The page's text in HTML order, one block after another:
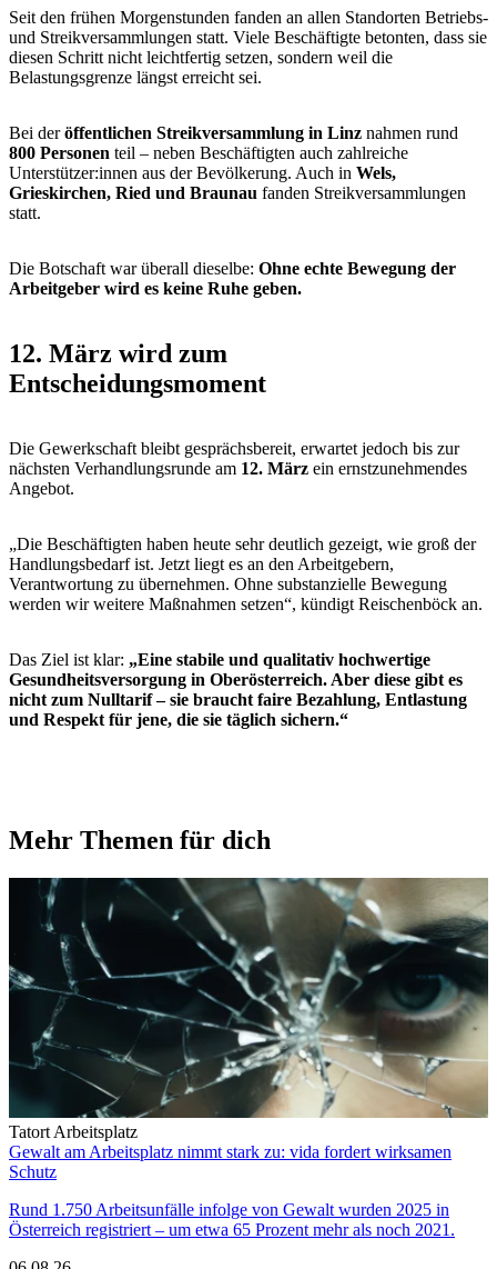
Seit den frühen Morgenstunden fanden an allen Standorten Betriebs-
und Streikversammlungen statt. Viele Beschäftigte betonten, dass sie
diesen Schritt nicht leichtfertig setzen, sondern weil die
Belastungsgrenze längst erreicht sei.
Bei deröffentlichen Streikversammlung in Linz nahmen rund
800 Personen teil – neben Beschäftigten auch zahlreiche
Unterstützer:innen aus der Bevölkerung. Auch in Wels,
Grieskirchen, Ried und Braunau fanden Streikversammlungen
statt.
Die Botschaft war überall dieselbe: Ohne echte Bewegung der
Arbeitgeber wird es keine Ruhe geben.
12. März wird zum
Entscheidungsmoment
Die Gewerkschaft bleibt gesprächsbereit, erwartet jedoch bis zur
nächsten Verhandlungsrunde am 12. März ein ernstzunehmendes
Angebot.
„Die Beschäftigten haben heute sehr deutlich gezeigt, wie groß der
Handlungsbedarf ist. Jetzt liegt es an den Arbeitgebern,
Verantwortung zu übernehmen. Ohne substanzielle Bewegung
werden wir weitere Maßnahmen setzen“, kündigt Reischenböck an.
Das Ziel ist klar: „Eine stabile und qualitativ hochwertige
Gesundheitsversorgung in Oberösterreich. Aber diese gibt es
nicht zum Nulltarif – sie braucht faire Bezahlung, Entlastung
und Respekt für jene, die sie täglich sichern.“
Mehr Themen für dich
Tatort Arbeitsplatz
Gewalt am Arbeitsplatz nimmt stark zu: vida fordert wirksamen
Schutz
Rund 1.750 Arbeitsunfälle infolge von Gewalt wurden 2025 in
Österreich registriert – um etwa 65 Prozent mehr als noch 2021.